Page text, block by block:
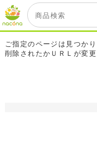
ご指定のページは見つかり
削除されたかＵＲＬが変